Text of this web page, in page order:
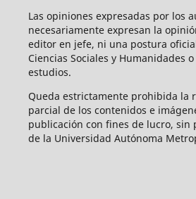
Las opiniones expresadas por los
necesariamente expresan la
editor en jefe, ni una postura
Ciencias Sociales y Humanidades
estudios.
Queda estrictamente prohibida la
parcial de los contenidos e
publicación con fines de lucro, sin
de la Universidad Autónoma